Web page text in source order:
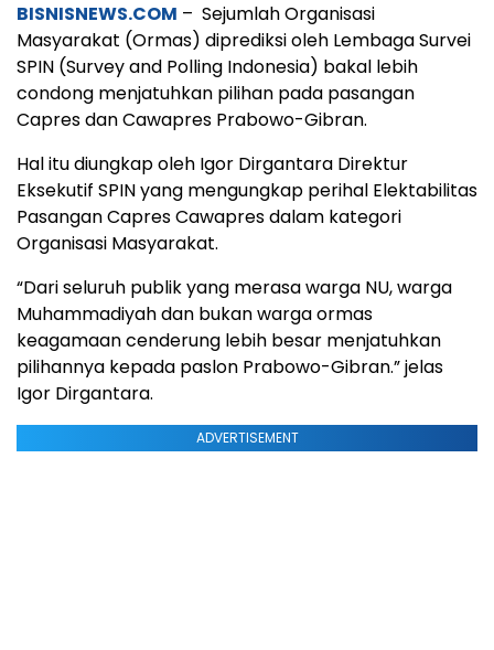
BISNISNEWS.COM – Sejumlah Organisasi
Masyarakat (Ormas) diprediksi oleh Lembaga Survei
SPIN (Survey and Polling Indonesia) bakal lebih
condong menjatuhkan pilihan pada pasangan
Capres dan Cawapres Prabowo-Gibran.
Hal itu diungkap oleh Igor Dirgantara Direktur
Eksekutif SPIN yang mengungkap perihal Elektabilitas
Pasangan Capres Cawapres dalam kategori
Organisasi Masyarakat.
“Dari seluruh publik yang merasa warga NU, warga
Muhammadiyah dan bukan warga ormas
keagamaan cenderung lebih besar menjatuhkan
pilihannya kepada paslon Prabowo-Gibran.” jelas
Igor Dirgantara.
ADVERTISEMENT